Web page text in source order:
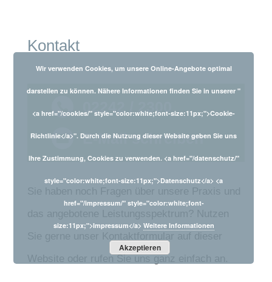
Kontakt
02242 / 2300
 E-Mail schreiben
Wir verwenden Cookies, um unsere Online-Angebote optimal
darstellen zu können. Nähere Informationen finden Sie in unserer "
<a href="/cookies/" style="color:white;font-size:11px;">Cookie-
Richtlinie</a>". Durch die Nutzung dieser Website geben Sie uns
Ihre Zustimmung, Cookies zu verwenden. <a href="/datenschutz/"
style="color:white;font-size:11px;">Datenschutz</a> <a
href="/impressum/" style="color:white;font-
size:11px;">Impressum</a> Weitere Informationen
Akzeptieren